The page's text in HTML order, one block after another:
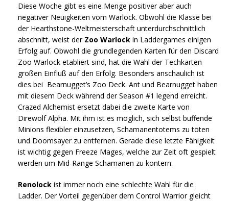
Diese Woche gibt es eine Menge positiver aber auch
negativer Neuigkeiten vom Warlock. Obwohl die Klasse bei
der Hearthstone-Weltmeisterschaft unterdurchschnittlich
abschnitt, weist der Zoo Warlock in Laddergames einigen
Erfolg auf. Obwohl die grundlegenden Karten für den Discard
Zoo Warlock etabliert sind, hat die Wahl der Techkarten
großen Einfluß auf den Erfolg. Besonders anschaulich ist
dies bei Bearnugget’s Zoo Deck. Ant und Bearnugget haben
mit diesem Deck während der Season #1 legend erreicht.
Crazed Alchemist ersetzt dabei die zweite Karte von
Direwolf Alpha. Mit ihm ist es möglich, sich selbst buffende
Minions flexibler einzusetzen, Schamanentotems zu töten
und Doomsayer zu entfernen. Gerade diese letzte Fähigkeit
ist wichtig gegen Freeze Mages, welche zur Zeit oft gespielt
werden um Mid-Range Schamanen zu kontern.
Renolock ist immer noch eine schlechte Wahl für die
Ladder. Der Vorteil gegenüber dem Control Warrior gleicht